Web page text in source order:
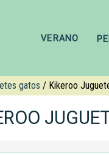
VERANO
gatos / Kikeroo